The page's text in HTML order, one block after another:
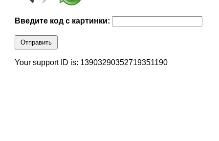
Введите код с картинки:
Отправить
Your support ID is: 13903290352719351190